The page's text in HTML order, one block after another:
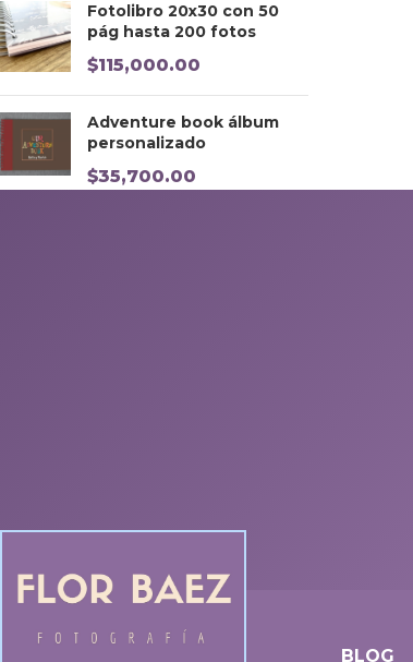
Fotolibro 20x30 con 50
pág hasta 200 fotos
$115,000.00
Adventure book álbum
personalizado
$35,700.00
BLOG